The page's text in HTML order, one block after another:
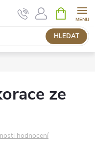
HLEDAT
NÁKUPNÍ
KOŠÍK
ze
hodnocení